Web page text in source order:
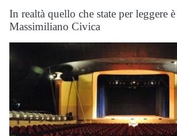
In realtà quello che state per leggere
Massimiliano Civica